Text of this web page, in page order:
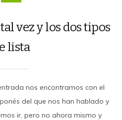
vez y los dos tipos
lista
nos encontramos con el
del que nos han hablado y
ir, pero no ahora mismo y